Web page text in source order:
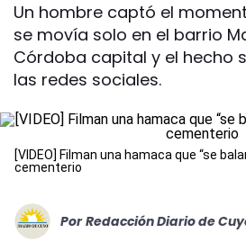
Un hombre captó el
se movía solo en el barrio
Córdoba capital y el hecho
las redes sociales.
[VIDEO] Filman una hamaca que “se
cementerio
Por Redacción Diario de